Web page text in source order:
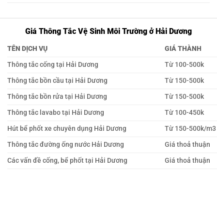
Giá Thông Tắc Vệ Sinh Môi Trường ở Hải Dương
TÊN DỊCH VỤ
GIÁ THÀNH
Thông tắc cống tại Hải Dương
Từ 100-500k
Thông tắc bồn cầu tại Hải Dương
Từ 150-500k
Thông tắc bồn rửa tại Hải Dương
Từ 150-500k
Thông tắc lavabo tại Hải Dương
Từ 100-450k
Hút bể phốt xe chuyên dụng Hải Dương
Từ 150-500k/m3
Thông tắc đường ống nước Hải Dương
Giá thoả thuận
Các vấn đề cống, bể phốt tại Hải Dương
Giá thoả thuận